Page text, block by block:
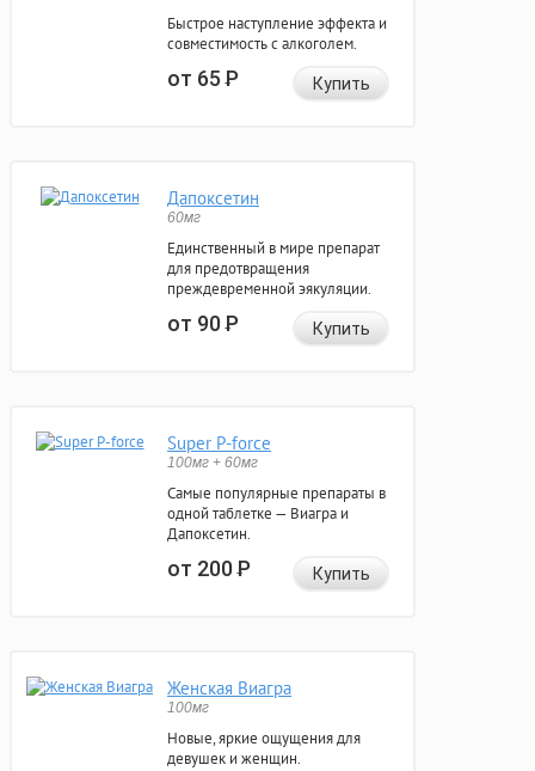
Быстрое наступление эффекта и
совместимость с алкоголем.
от 65Р Купить
Дапоксетин
60мг
Единственный в мире препарат
для предотвращения
преждевременной эякуляции.
от 90Р Купить
Super P-force
100мг + 60мг
Самые популярные препараты в
одной таблетке — Виагра и
Дапоксетин.
от 200Р Купить
Женская Виагра
100мг
Новые, яркие ощущения для
девушек и женщин.